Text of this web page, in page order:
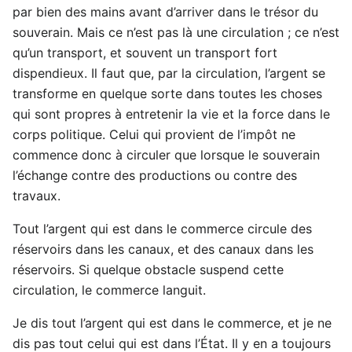
par bien des mains avant d’arriver dans le trésor du
souverain. Mais ce n’est pas là une circulation ; ce n’est
qu’un transport, et souvent un transport fort
dispendieux. Il faut que, par la circulation, l’argent se
transforme en quelque sorte dans toutes les choses
qui sont propres à entretenir la vie et la force dans le
corps politique. Celui qui provient de l’impôt ne
commence donc à circuler que lorsque le souverain
l’échange contre des productions ou contre des
travaux.
Tout l’argent qui est dans le commerce circule des
réservoirs dans les canaux, et des canaux dans les
réservoirs. Si quelque obstacle suspend cette
circulation, le commerce languit.
Je dis tout l’argent qui est dans le commerce, et je ne
dis pas tout celui qui est dans l’État. Il y en a toujours